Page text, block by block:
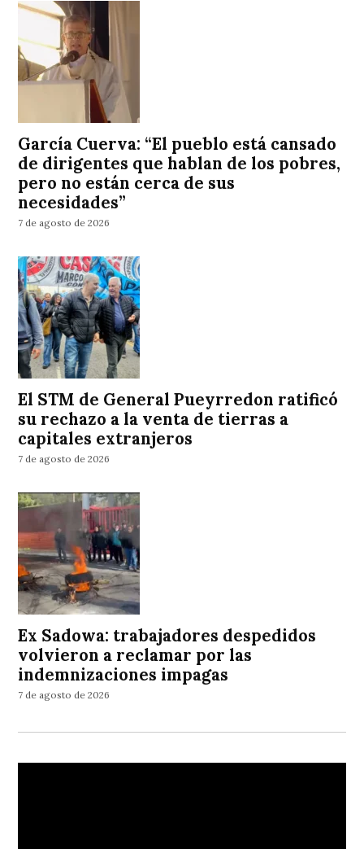
García Cuerva: “El pueblo está cansado
de dirigentes que hablan de los pobres,
pero no están cerca de sus
necesidades”
7 de agosto de 2026
El STM de General Pueyrredon ratificó
su rechazo a la venta de tierras a
capitales extranjeros
7 de agosto de 2026
Ex Sadowa: trabajadores despedidos
volvieron a reclamar por las
indemnizaciones impagas
7 de agosto de 2026